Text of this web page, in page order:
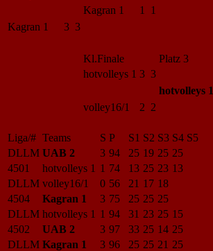
Kagran 1
1 1
Kagran 1
3 3
Kl.Finale
Platz 3
hotvolleys 1 3 3
hotvolleys 1
volley16/1
2 2
Liga/# Teams S P S1 S2 S3 S4 S5
DLLM UAB 2 3 94 25 19 25 25
4501
hotvolleys 1 1 74 13 25 23 13
DLLM volley16/1 0 56 21 17 18
4504
Kagran 1 3 75 25 25 25
DLLM hotvolleys 1 1 94 31 23 25 15
4502
UAB 2 3 97 33 25 14 25
DLLM Kagran 1 3 96 25 25 21 25